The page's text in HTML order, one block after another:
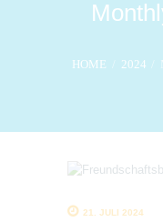
HOME 2024
21. JULI 2024